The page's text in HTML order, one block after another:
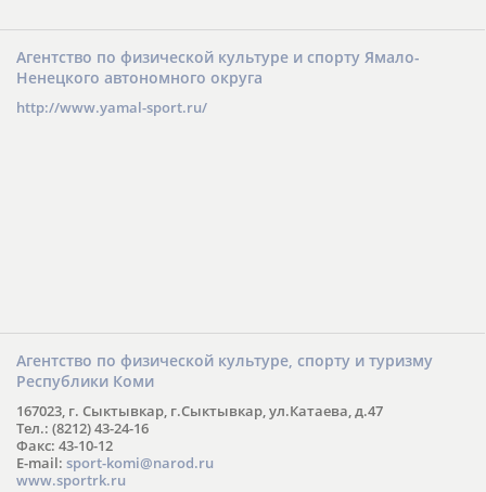
Агентство по физической культуре и спорту Ямало-
Ненецкого автономного округа
http://www.yamal-sport.ru/
Агентство по физической культуре, спорту и туризму
Республики Коми
167023, г. Сыктывкар, г.Сыктывкар, ул.Катаева, д.47
Тел.: (8212) 43-24-16
Факс: 43-10-12
E-mail: sport-komi@narod.ru
www.sportrk.ru